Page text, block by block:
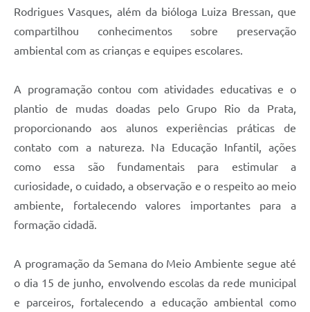
Rodrigues Vasques, além da bióloga Luiza Bressan, que
compartilhou conhecimentos sobre preservação
ambiental com as crianças e equipes escolares.
A programação contou com atividades educativas e o
plantio de mudas doadas pelo Grupo Rio da Prata,
proporcionando aos alunos experiências práticas de
contato com a natureza. Na Educação Infantil, ações
como essa são fundamentais para estimular a
curiosidade, o cuidado, a observação e o respeito ao meio
ambiente, fortalecendo valores importantes para a
formação cidadã.
A programação da Semana do Meio Ambiente segue até
o dia 15 de junho, envolvendo escolas da rede municipal
e parceiros, fortalecendo a educação ambiental como